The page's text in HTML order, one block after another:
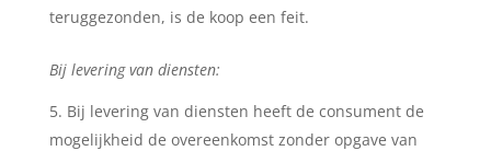
teruggezonden, is de koop een feit.
Bij levering van diensten:
Bij levering van diensten heeft de consument de
mogelijkheid de overeenkomst zonder opgave van